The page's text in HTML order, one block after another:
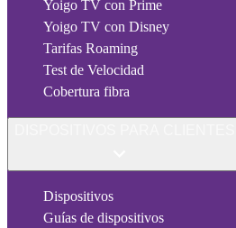
Yoigo TV con Prime
Yoigo TV con Disney
Tarifas Roaming
Test de Velocidad
Cobertura fibra
Dispositivos
Guías de dispositivos